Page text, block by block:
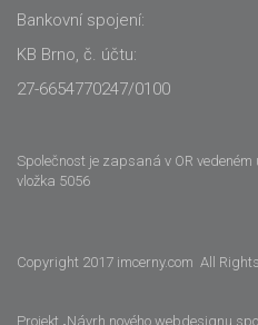
Bankovní spojení:
KB Brno, č. účtu:
27-6654770247/0100
Společnost je zapsaná v OR
vložka 5056
Copyright 2017 imcerny.com All
Projekt „Návrh nového webdesignu